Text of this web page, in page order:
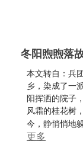
冬阳煦煦落
本文转自：兵
乡，染成了一
阳挥洒的院子
风霜的桂花树
今，静悄悄地
更多